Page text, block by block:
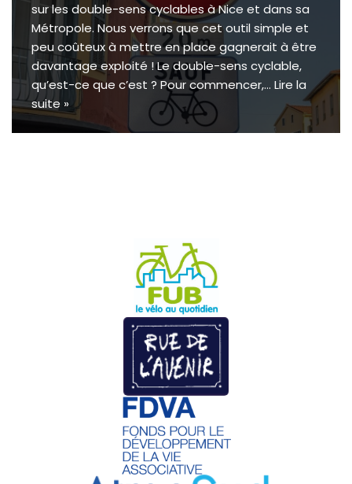
sur les double-sens cyclables à Nice et dans sa
Métropole. Nous verrons que cet outil simple et
peu coûteux à mettre en place gagnerait à être
davantage exploité ! Le double-sens cyclable,
qu’est-ce que c’est ? Pour commencer,… Lire la
suite »